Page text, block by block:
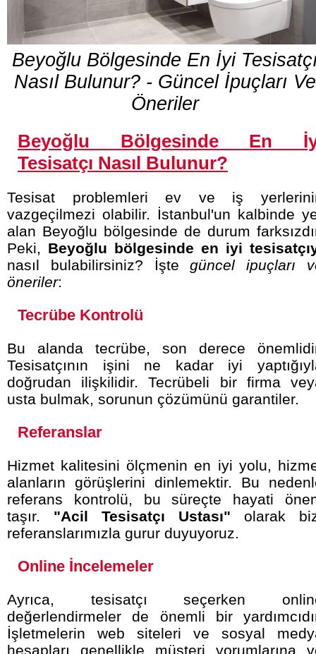
Beyoğlu Bölgesinde En İyi
Nasıl Bulunur? - Güncel İpuçları Ve
Öneriler
Beyoğlu Bölgesinde En
Tesisatçı Nasıl Bulunur?
Tesisat problemleri ev ve iş
vazgeçilmezi olabilir. İstanbul'un kalbinde
alan Beyoğlu bölgesinde de durum
Peki, Beyoğlu bölgesinde en iyi
nasıl bulabilirsiniz? İştegüncel ipuçları
öneriler:
Tecrübe Kontrolü
Bu alanda tecrübe, son derece
Tesisatçının işini ne kadar iyi
doğrudan ilişkilidir. Tecrübeli bir firma
usta bulmak, sorunun çözümünü garantiler.
Referanslar
Hizmet kalitesini ölçmenin en iyi yolu,
alanların görüşlerini dinlemektir. Bu
referans kontrolü, bu süreçte hayati
taşır. "Acil Tesisatçı Ustası" olarak
referanslarımızla gurur duyuyoruz.
Online İncelemeler
Ayrıca, tesisatçı seçerken
değerlendirmeler de önemli bir
İşletmelerin web siteleri ve sosyal
hesapları genellikle müşteri yorumlarına